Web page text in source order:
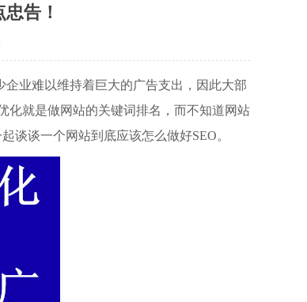
告！
业难以维持着巨大的广告支出，因此大部
化就是做网站的关键词排名，而不知道网站
谈谈一个网站到底应该怎么做好SEO。